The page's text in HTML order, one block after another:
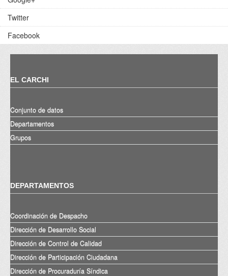
Twitter
Facebook
EL CARCHI
Conjunto de datos
Departamentos
Grupos
DEPARTAMENTOS
Coordinación de Despacho
Dirección de Desarrollo Social
Dirección de Control de Calidad
Dirección de Participación Ciudadana
Dirección de Procuraduría Síndica